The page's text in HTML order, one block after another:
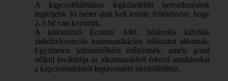
A kapcsolótáblához legközelebbi berendezésnek
legfeljebb 30 méter alatt kell lennie, feltételezve, hogy
2-3 fal van közöttük.
A különböző Ecombi ARC hőtárolós kályhák
rádiófrekvenciás kommunikációs hálózatot alkotnak.
Együttesen jelismétlőként működnek, amely gond
nélkül továbbítja az alkalmazásból érkező utasításokat
a kapcsolótáblától legtávolabbi tárolófűtőhöz.